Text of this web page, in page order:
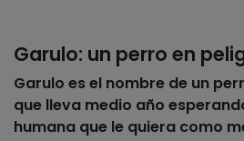
Garulo: un perro en
Garulo es el nombre de un
que lleva medio año
humana que le quiera como